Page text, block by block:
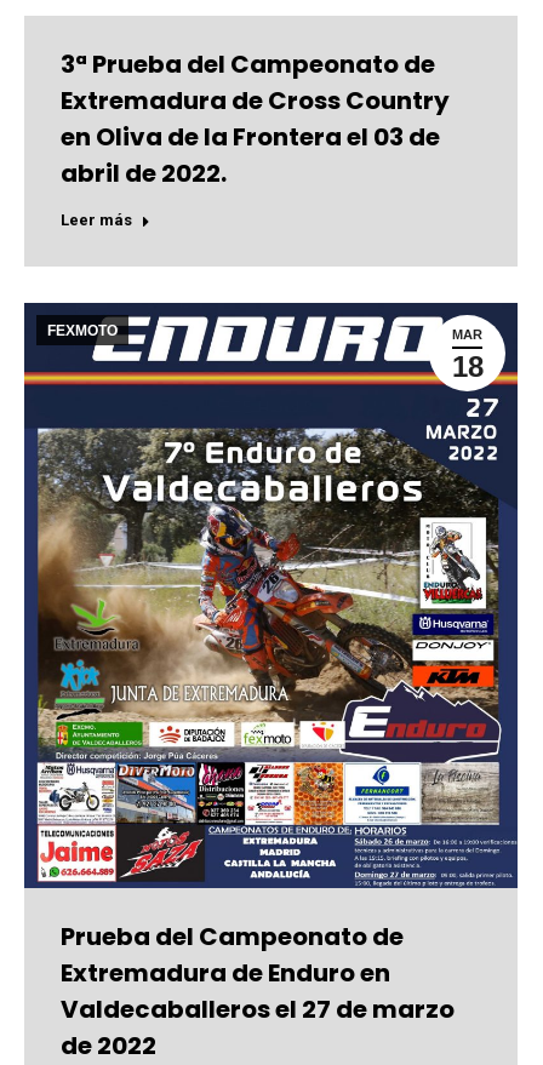
3ª Prueba del Campeonato de
Extremadura de Cross Country
en Oliva de la Frontera el 03 de
abril de 2022.
Leer más
MAR
18
FEXMOTO
Prueba del Campeonato de
Extremadura de Enduro en
Valdecaballeros el 27 de marzo
de 2022